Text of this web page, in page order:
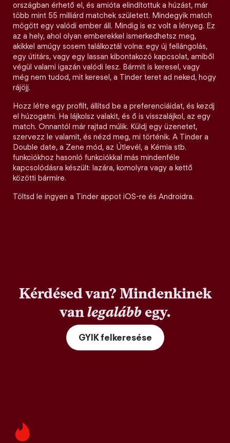
országban érhető el, és amióta elindítottuk a húzást, már
több mint 55 milliárd matchek született. Mindegyik match
mögött egy valódi ember áll. Mindig is ez volt a lényeg. Ez
az a hely, ahol olyan emberekkel ismerkedhetsz meg,
akikkel amúgy sosem találkoztál volna: egy új fellángolás,
egy útitárs, vagy egy lassan kibontakozó kapcsolat, amiből
végül valami igazán valódi lesz. Bármit is keresel, vagy
még nem tudod, mit keresel, a Tinder teret ad neked, hogy
rájöjj.
Hozz létre egy profilt, állítsd be a preferenciáidat, és kezdj
el húzogatni. Ha lájkolsz valakit, és ő is visszalájkol, az egy
match. Onnantól már rajtad múlik. Küldj egy üzenetet,
szervezz le valamit, és nézd meg, mi történik. A Tinder a
Double date, a Zene mód, az Útlevél, a Kémia stb.
funkciókhoz hasonló funkciókkal más mindenféle
kapcsolódásra készült: lazára, komolyra vagy a kettő
közötti bármire.
Töltsd le ingyen a Tinder appot iOS-re és Androidra.
Kérdésed van? Mindenkinek
vanlegalábbegy.
GYIK felkeresése